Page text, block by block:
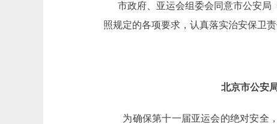
市政府、亚运会组委会同意市公安局
照规定的各项要求，认真落实治安保卫
北京市公安
为确保第十一届亚运会的绝对安全，